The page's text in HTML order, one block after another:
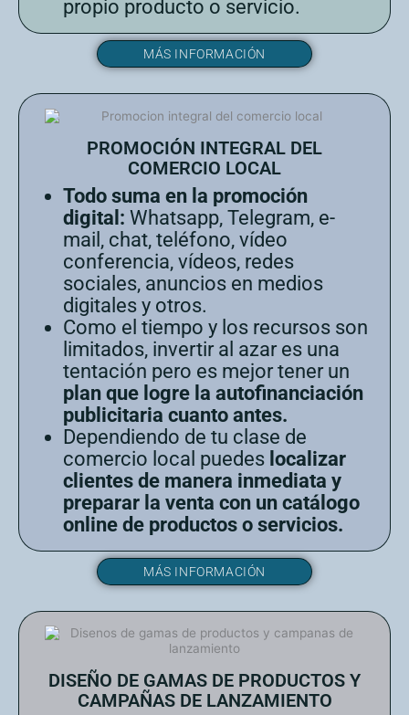
propio producto o servicio.
MÁS INFORMACIÓN
PROMOCIÓN INTEGRAL DEL
COMERCIO LOCAL
Todo suma en la promoción
digital: Whatsapp, Telegram, e-
mail, chat, teléfono, vídeo
conferencia, vídeos, redes
sociales, anuncios en medios
digitales y otros.
Como el tiempo y los recursos son
limitados, invertir al azar es una
tentación pero es mejor tener un
plan que logre la autofinanciación
publicitaria cuanto antes.
Dependiendo de tu clase de
comercio local puedes localizar
clientes de manera inmediata y
preparar la venta con un catálogo
online de productos o servicios.
MÁS INFORMACIÓN
DISEÑO DE GAMAS DE PRODUCTOS Y
CAMPAÑAS DE LANZAMIENTO